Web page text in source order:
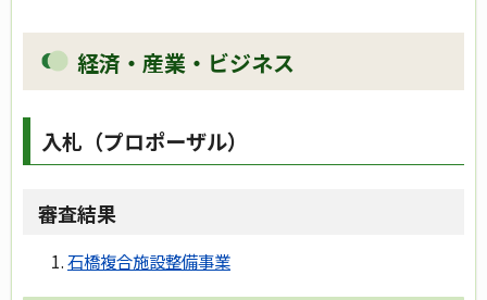
経済・産業・ビジネス
入札（プロポーザル）
審査結果
石橋複合施設整備事業